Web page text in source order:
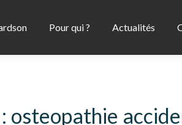
Pour qui ? Actualités
osteopathie